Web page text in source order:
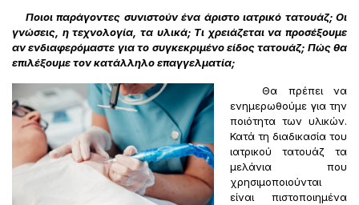
Ποιοι παράγοντες συνιστούν ένα άριστο ιατρικό τατουάζ; Οι
γνώσεις, η τεχνολογία, τα υλικά; Τι χρειάζεται να προσέξουμε
αν ενδιαφερόμαστε για το συγκεκριμένο είδος τατουάζ; Πώς θα
επιλέξουμε τον κατάλληλο επαγγελματία;
Θα πρέπει να
ενημερωθούμε για την
ποιότητα των υλικών.
Κατά τη διαδικασία του
ιατρικού τατουάζ τα
μελάνια που
χρησιμοποιούνται
είναι πιστοποιημένα